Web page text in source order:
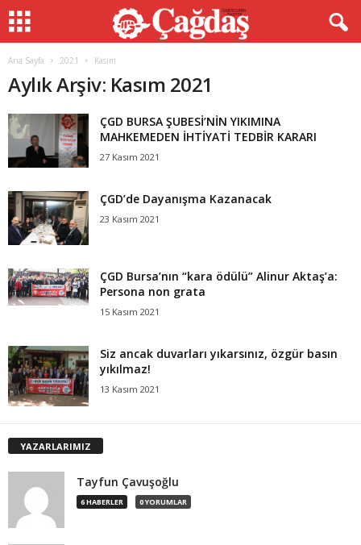
Ana Sayfa 2021 Kasım
Aylık Arşiv: Kasım 2021
ÇGD BURSA ŞUBESİ’NİN YIKIMINA
MAHKEMEDEN İHTİYATİ TEDBİR KARARI
27 Kasım 2021
ÇGD’de Dayanışma Kazanacak
23 Kasım 2021
ÇGD Bursa’nın “kara ödülü” Alinur Aktaş’a:
Persona non grata
15 Kasım 2021
Siz ancak duvarları yıkarsınız, özgür basın
yıkılmaz!
13 Kasım 2021
YAZARLARIMIZ
Tayfun Çavuşoğlu
6 HABERLER 0 YORUMLAR